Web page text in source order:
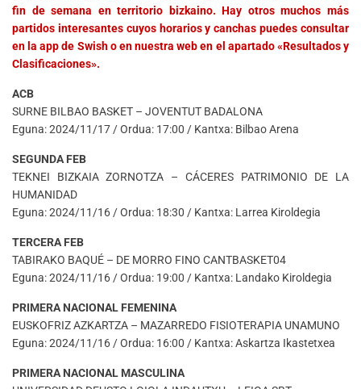
fin de semana en territorio bizkaino. Hay otros muchos más
partidos interesantes cuyos horarios y canchas puedes consultar
en la app de Swish o en nuestra web en el apartado «Resultados y
Clasificaciones».
ACB
SURNE BILBAO BASKET – JOVENTUT BADALONA
Eguna: 2024/11/17 / Ordua: 17:00 / Kantxa: Bilbao Arena
SEGUNDA FEB
TEKNEI BIZKAIA ZORNOTZA – CÁCERES PATRIMONIO DE LA
HUMANIDAD
Eguna: 2024/11/16 / Ordua: 18:30 / Kantxa: Larrea Kiroldegia
TERCERA FEB
TABIRAKO BAQUÉ – DE MORRO FINO CANTBASKET04
Eguna: 2024/11/16 / Ordua: 19:00 / Kantxa: Landako Kiroldegia
PRIMERA NACIONAL FEMENINA
EUSKOFRIZ AZKARTZA – MAZARREDO FISIOTERAPIA UNAMUNO
Eguna: 2024/11/16 / Ordua: 16:00 / Kantxa: Askartza Ikastetxea
PRIMERA NACIONAL MASCULINA